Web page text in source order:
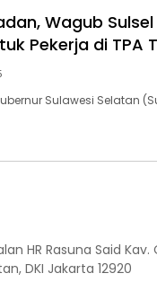
Wagub
Pekerja di TPA
Sulawesi Selatan
HR Rasuna Said Kav.
DKI Jakarta 12920